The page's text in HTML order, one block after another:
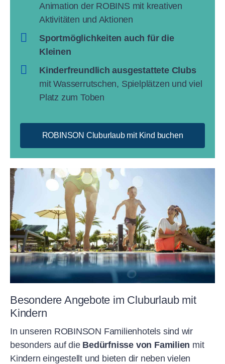
Animation der ROBINS mit kreativen
Aktivitäten und Aktionen
Sportmöglichkeiten auch für die
Kleinen
Kinderfreundlich ausgestattete Clubs
mit Wasserrutschen, Spielplätzen und viel
Platz zum Toben
ROBINSON Cluburlaub mit Kind buchen
Besondere Angebote im Cluburlaub mit
Kindern
In unseren ROBINSON Familienhotels sind wir
besonders auf die Bedürfnisse von Familien mit
Kindern eingestellt und bieten dir neben vielen